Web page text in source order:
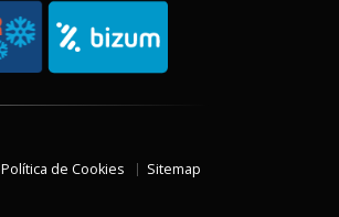
Política de Cookies Sitemap